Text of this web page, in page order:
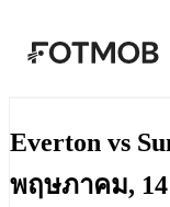
ข้ามไปยังเนื้อหา
Everton vs
พฤษภาคม,